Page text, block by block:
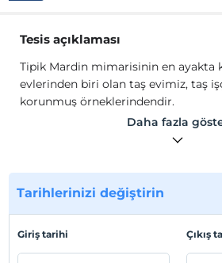
Tesis açıklaması
Tipik Mardin mimarisinin en ayakta
evlerinden biri olan taş evimiz, taş
korunmuş örneklerindendir.
Üç taş odanın duvarlarının
konağımızın adını aldığı koca bir
Sabancı Kent Müzesi'ne 100 metre
dakika yürüme mesafesindedir.
Daha fazla
Tarihlerinizi değiştirin
Giriş tarihi Çıkış